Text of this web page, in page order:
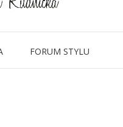
FORUM STYLU